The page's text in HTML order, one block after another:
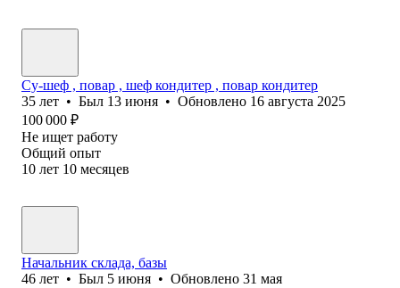
Су-шеф , повар , шеф кондитер , повар кондитер
35 лет • Был 13 июня • Обновлено 16 августа 2025
100 000 ₽
Не ищет работу
Общий опыт
10 лет 10 месяцев
Начальник склада, базы
46 лет • Был 5 июня • Обновлено 31 мая